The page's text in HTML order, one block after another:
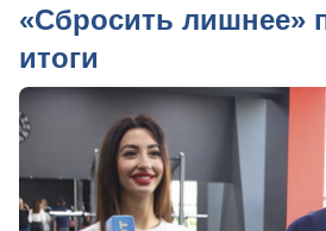
«Сбросить лишнее»
итоги